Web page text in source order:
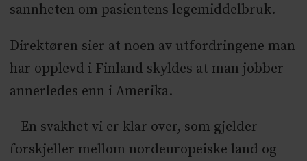
sannheten om pasientens legemiddelbruk.
Direktøren sier at noen av utfordringene man
har opplevd i Finland skyldes at man jobber
annerledes enn i Amerika.
– En svakhet vi er klar over, som gjelder
forskjeller mellom nordeuropeiske land og